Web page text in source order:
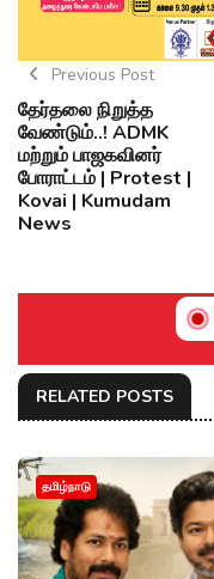
Previous Post
தேர்தலை நிறுத்த
வேண்டும்..! ADMK
மற்றும் பாஜகவினர்
போராட்டம் | Protest |
Kovai | Kumudam
News
RELATED POSTS
தமிழ்நாடு